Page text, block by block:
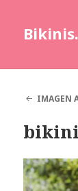
Bikinis.
IMAGEN